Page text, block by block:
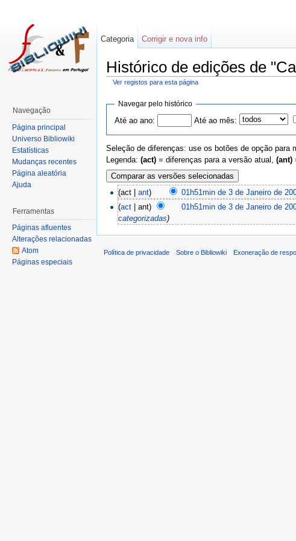
Histórico de edições de
Ver registos para esta página
Navegar pelo histórico
Até ao ano: Até ao mês:
Seleção de diferenças: use os botões de opção para
Legenda: (act) = diferenças para a versão atual, (ant)
(act |ant) 01h51min de 3 de Janeiro de
(act | ant) 01h51min de 3 de Janeiro de
categorizadas)
Categoria Corrigir e nova info
Navegação
Página principal
Universo Bibliowiki
Estatísticas
Mudanças recentes
Página aleatória
Ajuda
Ferramentas
Páginas afluentes
Alterações relacionadas
Atom
Páginas especiais
Política de privacidade Sobre o Bibliowiki Exoneração de